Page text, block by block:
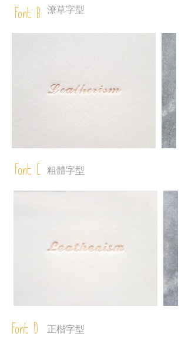
Font B 潦草字型
Font C 粗體字型
Font D 正楷字型